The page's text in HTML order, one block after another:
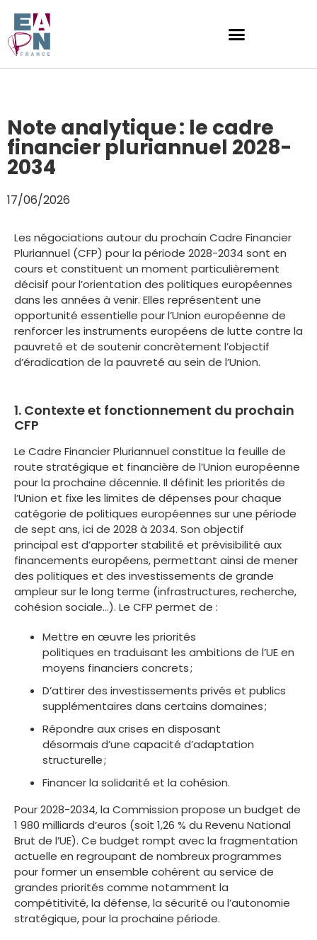
Note analytique : le cadre
financier pluriannuel 2028-
2034
17/06/2026
Les négociations autour du prochain Cadre Financier
Pluriannuel (CFP) pour la période 2028-2034 sont en
cours et constituent un moment particulièrement
décisif pour l’orientation des politiques européennes
dans les années à venir. Elles représentent une
opportunité essentielle pour l’Union européenne de
renforcer les instruments européens de lutte contre la
pauvreté et de soutenir concrètement l’objectif
d’éradication de la pauvreté au sein de l’Union.
1. Contexte et fonctionnement du prochain
CFP
Le Cadre Financier Pluriannuel constitue la feuille de
route stratégique et financière de l’Union européenne
pour la prochaine décennie. Il définit les priorités de
l’Union et fixe les limites de dépenses pour chaque
catégorie de politiques européennes sur une période
de sept ans, ici de 2028 à 2034. Son objectif
principal est d’apporter stabilité et prévisibilité aux
financements européens, permettant ainsi de mener
des politiques et des investissements de grande
ampleur sur le long terme (infrastructures, recherche,
cohésion sociale…). Le CFP permet de :
Mettre en œuvre les priorités
politiques en traduisant les ambitions de l’UE en
moyens financiers concrets ;
D’attirer des investissements privés et publics
supplémentaires dans certains domaines ;
Répondre aux crises en disposant
désormais d’une capacité d’adaptation
structurelle ;
Financer la solidarité et la cohésion.
Pour 2028-2034, la Commission propose un budget de
1 980 milliards d’euros (soit 1,26 % du Revenu National
Brut de l’UE). Ce budget rompt avec la fragmentation
actuelle en regroupant de nombreux programmes
pour former un ensemble cohérent au service de
grandes priorités comme notamment la
compétitivité, la défense, la sécurité ou l’autonomie
stratégique, pour la prochaine période.